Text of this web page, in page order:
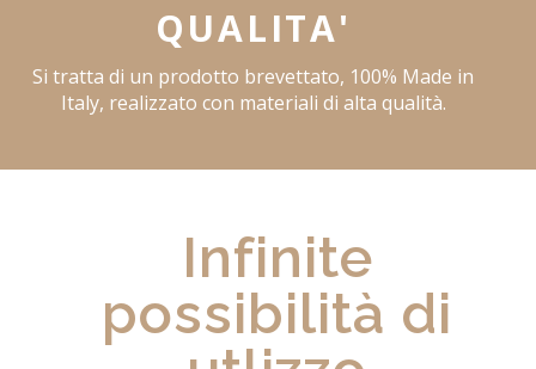
QUALITA'
Si tratta di un prodotto brevettato, 100% Made in
Italy, realizzato con materiali di alta qualità.
Infinite
possibilità di